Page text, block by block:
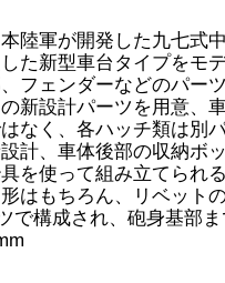
陸軍が開発した九七式
た新型車台タイプをモ
フェンダーなどのパー
新設計パーツを用意、
なく、各ハッチ類は別
計、車体後部の収納ボ
を使って組み立てられ
はもちろん、リベット
で構成され、砲身基部